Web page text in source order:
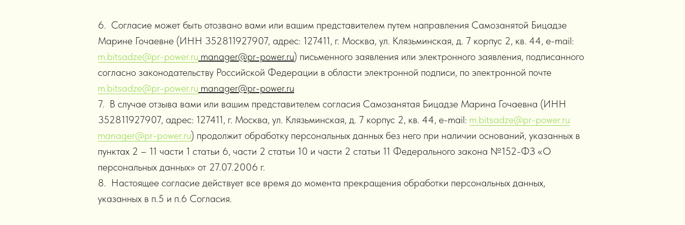
6. Согласие может быть отозвано вами или вашим представителем путем направления Самозанятой Бицадзе
Марине Гочаевне (ИНН 352811927907, адрес: 127411, г. Москва, ул. Клязьминская, д. 7 корпус 2, кв. 44, е-mail:
m.bitsadze@pr-power.ru manager@pr-power.ru) письменного заявления или электронного заявления, подписанного
согласно законодательству Российской Федерации в области электронной подписи, по электронной почте
m.bitsadze@pr-power.ru manager@pr-power.ru
7. В случае отзыва вами или вашим представителем согласия Самозанятая Бицадзе Марина Гочаевна (ИНН
352811927907, адрес: 127411, г. Москва, ул. Клязьминская, д. 7 корпус 2, кв. 44, е-mail: m.bitsadze@pr-power.ru
manager@pr-power.ru) продолжит обработку персональных данных без него при наличии оснований, указанных в
пунктах 2 – 11 части 1 статьи 6, части 2 статьи 10 и части 2 статьи 11 Федерального закона №152-ФЗ «О
персональных данных» от 27.07.2006 г.
8. Настоящее согласие действует все время до момента прекращения обработки персональных данных,
указанных в п.5 и п.6 Согласия.